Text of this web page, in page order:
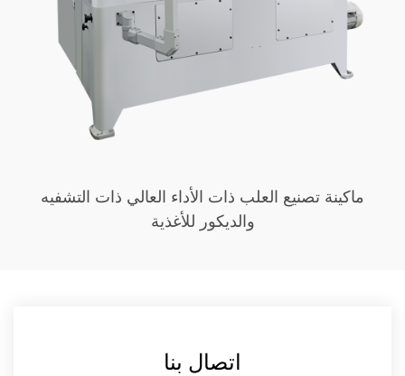
ماكينة تصنيع العلب ذات الأداء العالي ذات التشفيه
والديكور للأغذية
اتصال بنا